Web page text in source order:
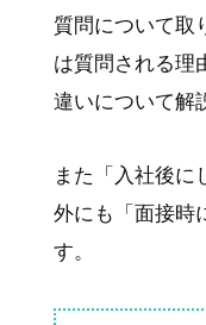
質問について取
は質問される理
違いについて解
また「入社後に
外にも「面接時
す。